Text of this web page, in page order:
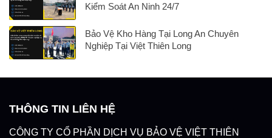
Kiểm Soát An Ninh 24/7
Bảo Vệ Kho Hàng Tại Long An Chuyên
Nghiệp Tại Việt Thiên Long
THÔNG TIN LIÊN HỆ
CÔNG TY CỔ PHẦN DỊCH VỤ BẢO VỆ VIỆT THIÊN